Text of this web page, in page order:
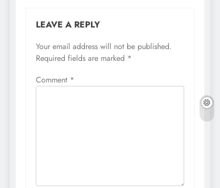
LEAVE A REPLY
Your email address will not be published.
Required fields are marked *
Comment *